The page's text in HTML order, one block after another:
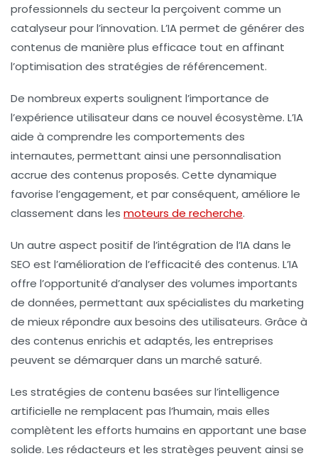
professionnels du secteur la perçoivent comme un
catalyseur pour l’innovation. L’IA permet de générer des
contenus de manière plus efficace tout en affinant
l’optimisation des stratégies de référencement.
De nombreux experts soulignent l’importance de
l’expérience utilisateurdans ce nouvel écosystème. L’IA
aide à comprendre les comportements des
internautes, permettant ainsi une personnalisation
accrue des contenus proposés. Cette dynamique
favorise l’engagement, et par conséquent, améliore le
classement dans les moteurs de recherche.
Un autre aspect positif de l’intégration de l’IA dans le
SEO est l’amélioration de l’efficacité des contenus. L’IA
offre l’opportunité d’analyser des volumes importants
de données, permettant aux spécialistes du marketing
de mieux répondre aux besoins des utilisateurs. Grâce à
des contenus enrichis et adaptés, les entreprises
peuvent se démarquer dans un marché saturé.
Les stratégies de contenu basées sur l’intelligence
artificielle ne remplacent pas l’humain, mais elles
complètent les efforts humains en apportant une base
solide. Les rédacteurs et les stratèges peuvent ainsi se